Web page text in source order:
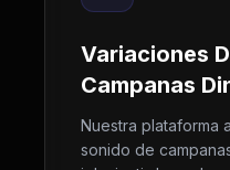
Variaciones
Campanas
Nuestra plataforma
sonido de